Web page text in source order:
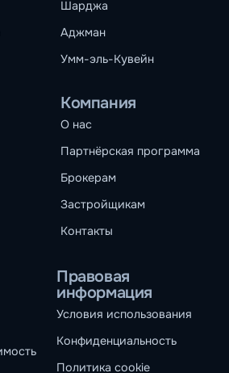
Шарджа
Аджман
Умм-эль-Кувейн
Компания
О нас
Партнёрская программа
Брокерам
Застройщикам
Контакты
Правовая
информация
Условия использования
Конфиденциальность
Политика cookie